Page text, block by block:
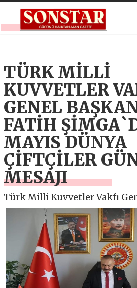
TÜRK MİLLİ
KUVVETLER
GENEL
FATİH
MAYIS DÜNYA
ÇİFTÇİLER
MESAJI
Türk Milli Kuvvetler Vakfı